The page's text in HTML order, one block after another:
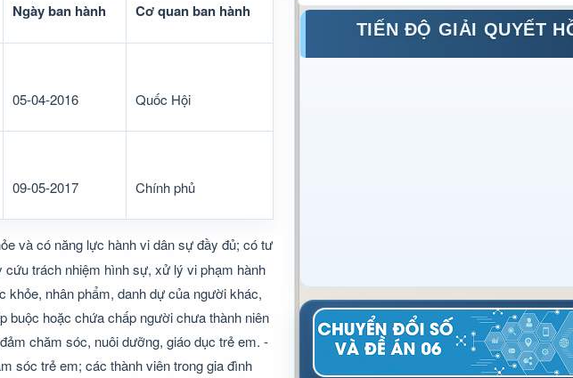
Ngày ban hành Cơ quan ban hành
05-04-2016 Quốc Hội
09-05-2017 Chính phủ
và có năng lực hành vi dân sự đầy đủ; có tư
trách nhiệm hình sự, xử lý vi phạm hành
nhân phẩm, danh dự của người khác,
buộc hoặc chứa chấp người chưa thành niên
chăm sóc, nuôi dưỡng, giáo dục trẻ em. -
sóc trẻ em; các thành viên trong gia đình
TIẾN ĐỘ GIẢI QUYẾT